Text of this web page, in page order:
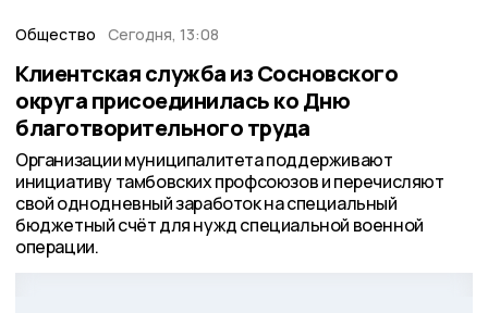
Общество Сегодня, 13:08
Клиентская служба из Сосновского
округа присоединилась ко Дню
благотворительного труда
Организации муниципалитета поддерживают
инициативу тамбовских профсоюзов и перечисляют
свой однодневный заработок на специальный
бюджетный счёт для нужд специальной военной
операции.